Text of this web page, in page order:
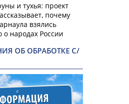
и тухья: проект
почему
взялись
о народах России
ОБ ОБРАБОТКЕ С/